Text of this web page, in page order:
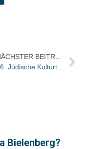
Bielenberg?